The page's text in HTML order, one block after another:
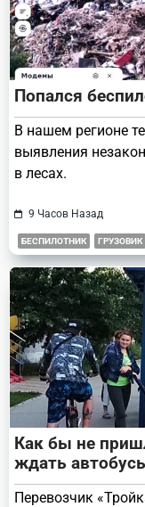
Попался
В нашем регионе
выявления
в лесах.
9 Часов Назад
БЕСПИЛОТНИК ГРУЗОВИК
Как бы не
ждать
Перевозчик